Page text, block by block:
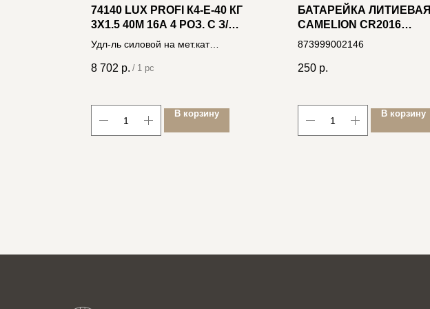
74140 LUX PROFI К4-Е-40 КГ
3X1.5 40М 16А 4 РОЗ. С З/К,
ЗАЩИТ И КРЫШК. IP44
Удл-ль силовой на мет.кат
8 702 р. / 1 pc
В корзину
БАТАРЕЙКА ЛИТИЕВАЯ
CAMELION CR2016
ДИСКОВАЯ 3В БЛ/5
873999002146
250 р.
В корзину